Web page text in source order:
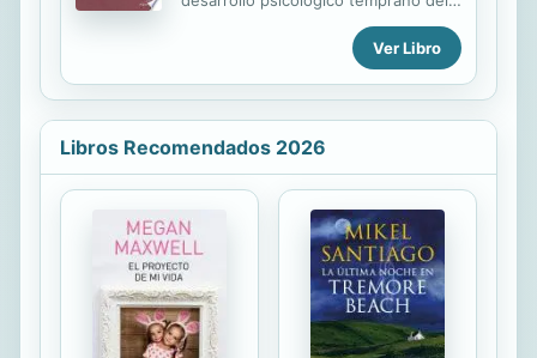
ser humano; siguiendo un itinerario
que inicia desde el momento mismo
de la concepción y se extiende hasta
el momento en que se constituye la
conciencia psicológica (antes del
primer año). En sus páginas, invita al
su dimensión estética, incorporando
para ello el concepto de estesis, el
cual le permite llamar la atención
sobre la importancia de la
sensibilidad a la vida y el lugar que
ocupa en la constitución de la
consciencia (en sus...
Ver Libro
Libros Recomendados 2026